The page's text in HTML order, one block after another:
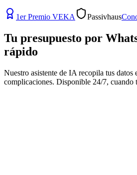
1er Premio VEKA Passivhaus
Tu presupuesto por
rápido
Nuestro asistente de IA recopila tus datos
complicaciones. Disponible 24/7, cuando